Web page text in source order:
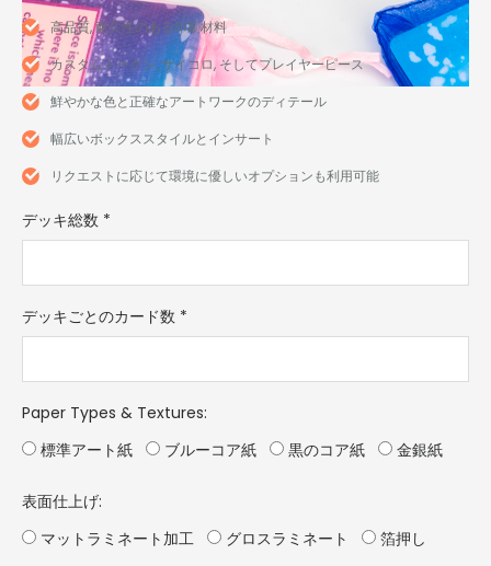
高品質, 耐久性のある印刷材料
カスタムトークン, サイコロ, そしてプレイヤーピース
鮮やかな色と正確なアートワークのディテール
幅広いボックススタイルとインサート
リクエストに応じて環境に優しいオプションも利用可能
デッキ総数 *
デッキごとのカード数 *
Paper Types & Textures:
標準アート紙
ブルーコア紙 黒のコア紙 金銀紙
表面仕上げ:
マットラミネート加工
グロスラミネート
箔押し